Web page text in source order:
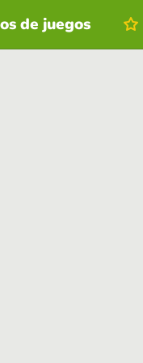
de juegos